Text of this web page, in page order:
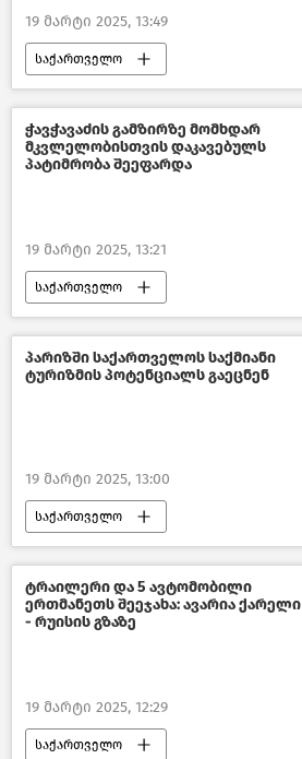
19 მარტი 2025, 13:49
საქართველო
საქართველოს ეროვნული ბანკი
სტატისტიკა ახალი ამბები
ჭავჭავაძის გამზირზე მომხდარ
მკვლელობისთვის დაკავებულს
პატიმრობა შეეფარდა
19 მარტი 2025, 13:21
საქართველო
კრიმინალი საქართველოში
საზოგადოება ახალი ამბები
თბილისის საქალაქო სასამართლო
პარიზში საქართველოს საქმიანი
ტურიზმის პოტენციალს გაეცნენ
19 მარტი 2025, 13:00
საქართველო
ტურიზმი საქართველოში
საზოგადოება ახალი ამბები
საფრანგეთი
ტრაილერი და 5 ავტომობილი
ერთმანეთს შეეჯახა: ავარია ქარელი
- რუისის გზაზე
19 მარტი 2025, 12:29
საქართველო